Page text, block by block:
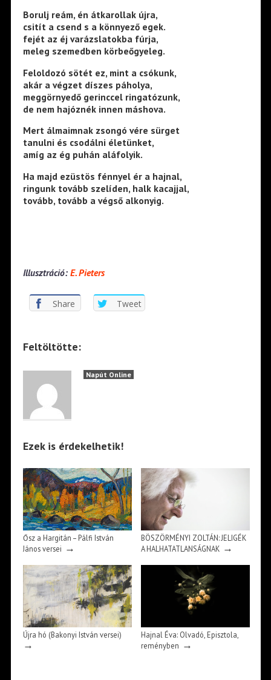
Borulj reám, én átkarollak újra,
csitít a csend s a könnyező egek.
fejét az éj varázslatokba fúrja,
meleg szemedben körbeőgyeleg.
Feloldozó sötét ez, mint a csókunk,
akár a végzet díszes páholya,
meggörnyedő gerinccel ringatózunk,
de nem hajóznék innen máshova.
Mert álmaimnak zsongó vére sürget
tanulni és csodálni életünket,
amíg az ég puhán aláfolyik.
Ha majd ezüstös fénnyel ér a hajnal,
ringunk tovább szelíden, halk kacajjal,
tovább, tovább a végső alkonyig.
Illusztráció: E. Pieters
Share Tweet
Feltöltötte:
Napút Online
Ezek is érdekelhetik!
Ősz a Hargitán – Pálfi István
János versei →
BÖSZÖRMÉNYI ZOLTÁN: JELIGÉK
A HALHATATLANSÁGNAK→
Újra hó (Bakonyi István versei)
→
Hajnal Éva: Olvadó, Episztola,
reményben →